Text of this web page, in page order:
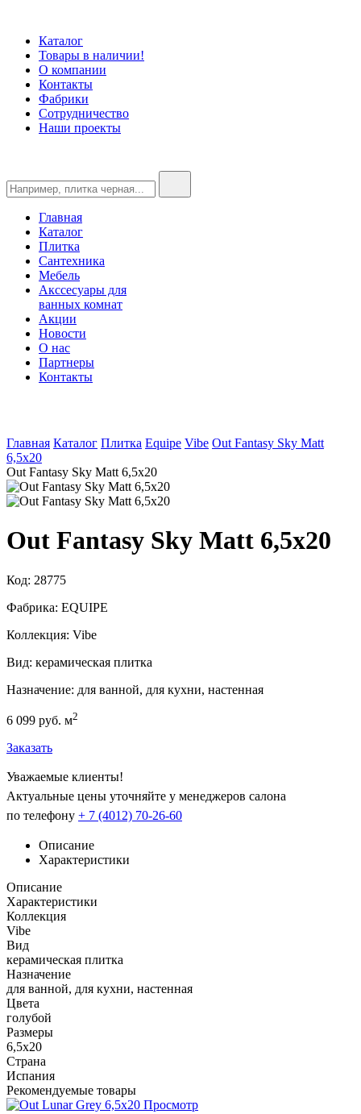
Каталог
Товары в наличии!
О компании
Контакты
Фабрики
Сотрудничество
Наши проекты
Главная
Каталог
Плитка
Сантехника
Мебель
Акссесуары для
ванных комнат
Акции
Новости
О нас
Партнеры
Контакты
Главная Каталог Плитка Equipe Vibe Out Fantasy Sky Matt
6,5x20
Out Fantasy Sky Matt 6,5x20
Out Fantasy Sky Matt 6,5x20
Код: 28775
Фабрика: EQUIPE
Коллекция: Vibe
Вид: керамическая плитка
Назначение: для ванной, для кухни, настенная
6 099 руб. м2
Заказать
Уважаемые клиенты!
Актуальные цены уточняйте у менеджеров салона
по телефону + 7 (4012) 70-26-60
Описание
Характеристики
Описание
Характеристики
Коллекция
Vibe
Вид
керамическая плитка
Назначение
для ванной, для кухни, настенная
Цвета
голубой
Размеры
6,5х20
Страна
Испания
Рекомендуемые товары
Просмотр